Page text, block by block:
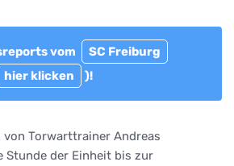
vom
SC Freiburg
hier klicken )!
von Torwarttrainer Andreas
Stunde der Einheit bis zur